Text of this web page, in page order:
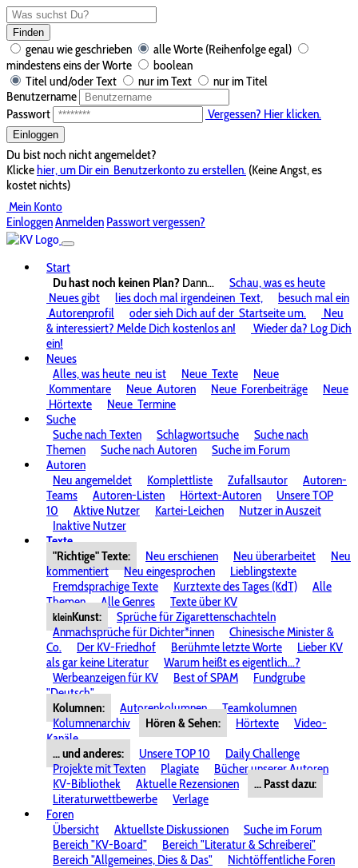
Finden
genau wie geschrieben
alle Worte (Reihenfolge egal)
mindestens eins der Worte
boolean
Titel und/oder Text
nur im Text
nur im Titel
Benutzername
Passwort
Vergessen? Hier klicken.
Einloggen
Du bist noch nicht angemeldet?
Klickehier, um Dir ein Benutzerkonto zu erstellen. (Keine Angst, es
kostet nichts)
Mein Konto
EinloggenAnmelden Passwort vergessen?
Start
Du hast noch keinen Plan? Dann...
Schau, was es heute
Neues gibt
lies doch mal irgendeinen Text,
besuch mal ein
Autorenprofil
oder sieh Dich auf der Startseite um.
Neu
& interessiert? Melde Dich kostenlos an!
Wieder da? Log Dich
ein!
Neues
Alles, was heute neu ist Neue Texte
Neue
Kommentare
Neue Autoren Neue Forenbeiträge
Neue
Hörtexte
Neue Termine
Suche
Suche nach Texten
Schlagwortsuche
Suche nach
Themen
Suche nach Autoren
Suche im Forum
Autoren
Neu angemeldet
Komplettliste Zufallsautor
Autoren-
Teams
Autoren-Listen Hörtext-Autoren
Unsere TOP
10
Aktive Nutzer Kartei-Leichen
Nutzer in Auszeit
Inaktive Nutzer
Texte
"Richtige" Texte:
Neu erschienen Neu überarbeitet
Neu
kommentiert
Neu eingesprochen
Lieblingstexte
Fremdsprachige Texte
Kurztexte des Tages (KdT)
Alle
Themen
Alle Genres Texte über KV
kleinKunst:
Sprüche für Zigarettenschachteln
Anmachsprüche für Dichter*innen
Chinesische Minister &
Co.
Der KV-Friedhof Berühmte letzte Worte
Lieber KV
als gar keine Literatur
Warum heißt es eigentlich...?
Werbeanzeigen für KV
Best of SPAM
Fundgrube
"Deutsch"
Kolumnen:
Autorenkolumnen
Teamkolumnen
Kolumnenarchiv
Hören & Sehen: Hörtexte
Video-
Kanäle
... und anderes:
Unsere TOP 10
Daily Challenge
Projekte mit Texten
Plagiate
Bücher unserer Autoren
KV-Bibliothek
Aktuelle Rezensionen
... Passt dazu:
Literaturwettbewerbe
Verlage
Foren
Übersicht
Aktuellste Diskussionen
Suche im Forum
Bereich "KV-Board"
Bereich "Literatur & Schreiberei"
Bereich "Allgemeines, Dies & Das"
Nichtöffentliche Foren